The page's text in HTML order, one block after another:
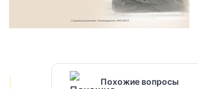
Похожие вопросы